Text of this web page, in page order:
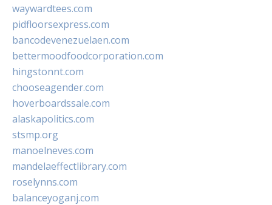
waywardtees.com
pidfloorsexpress.com
bancodevenezuelaen.com
bettermoodfoodcorporation.com
hingstonnt.com
chooseagender.com
hoverboardssale.com
alaskapolitics.com
stsmp.org
manoelneves.com
mandelaeffectlibrary.com
roselynns.com
balanceyoganj.com